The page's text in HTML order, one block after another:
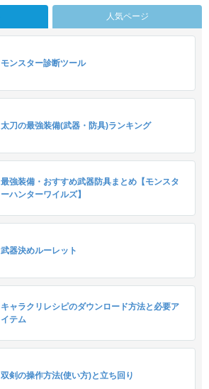
人気ページ
モンスター診断ツール
太刀の最強装備(武器・防具)ランキング
最強装備・おすすめ武器防具まとめ【モンスタ
ーハンターワイルズ】
武器決めルーレット
キャラクリレシピのダウンロード方法と必要ア
イテム
双剣の操作方法(使い方)と立ち回り